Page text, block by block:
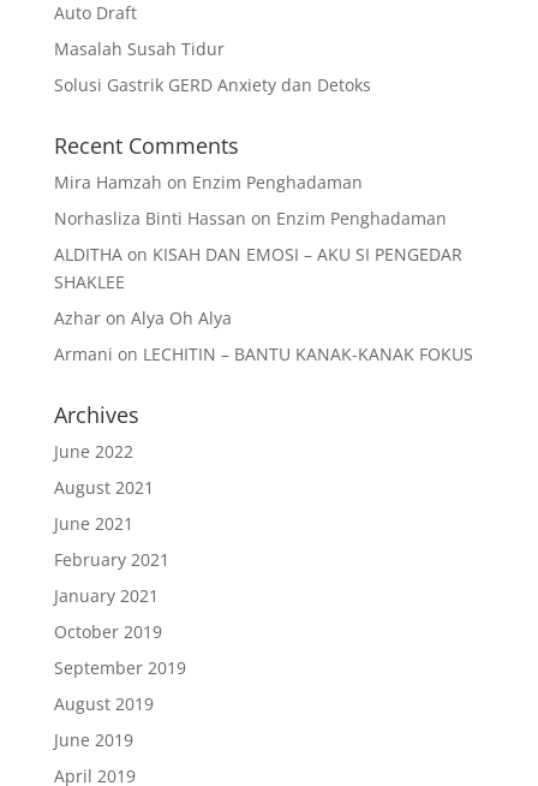
Auto Draft
Masalah Susah Tidur
Solusi Gastrik GERD Anxiety dan Detoks
Recent Comments
Mira Hamzah on Enzim Penghadaman
Norhasliza Binti Hassan on Enzim Penghadaman
ALDITHAon KISAH DAN EMOSI – AKU SI PENGEDAR
SHAKLEE
Azharon Alya Oh Alya
Armani on LECHITIN – BANTU KANAK-KANAK FOKUS
Archives
June 2022
August 2021
June 2021
February 2021
January 2021
October 2019
September 2019
August 2019
June 2019
April 2019